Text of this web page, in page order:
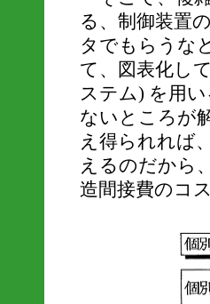
る、制御装置
タでもらうな
て、図表化し
ステム) を用
ないところが
え得られれば
えるのだから
造間接費のコ